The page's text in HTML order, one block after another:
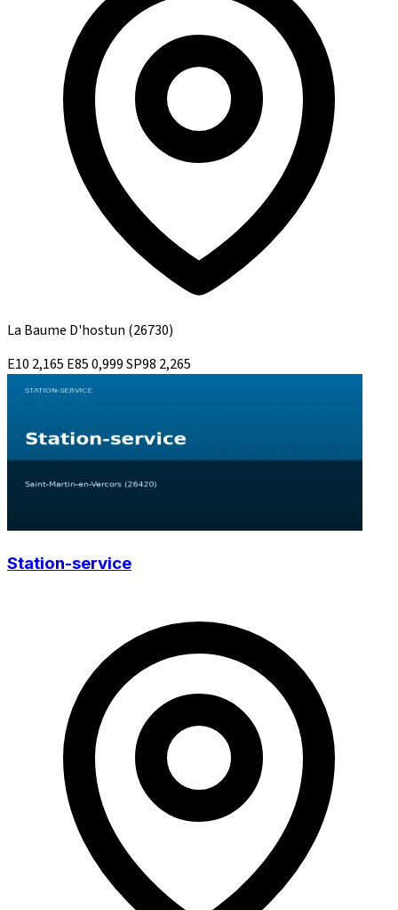
La Baume D'hostun (26730)
E10 2,165 E850,999SP98 2,265
Station-service